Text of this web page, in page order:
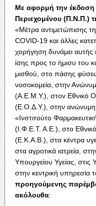
Με αφορμή την έκδοση
Περιεχομένου (Π.Ν.Π.)
«Μέτρα αντιμετώπισης
COVID-19 και άλλες
χορήγηση δυνάμει αυτής
ίσης προς το ήμισυ του
μισθού, στο πάσης
νοσοκομεία, στην
(Α.Ε.Μ.Υ.), στον Εθνικό
(Ε.Ο.Δ.Υ.), στην ανώνυμη
«Ινστιτούτο
(Ι.Φ.Ε.Τ. Α.Ε.), στο
(Ε.Κ.Α.Β.), στα κέντρα
στα αγροτικά ιατρεία,
Υπουργείου Υγείας, στις
στην κεντρική υπηρεσία
προηγούμενης
ακόλουθα: